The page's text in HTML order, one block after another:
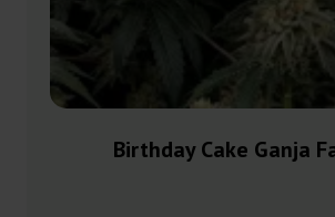
Birthday Cake Ganja